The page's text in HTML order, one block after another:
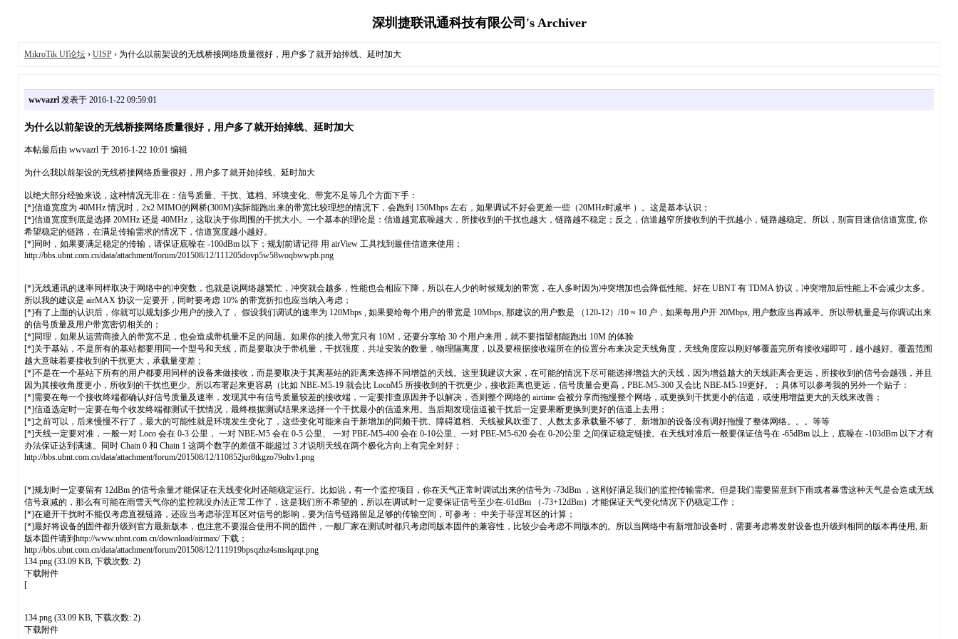
深圳捷联讯通科技有限公司's Archiver
MikroTik UI论坛› UISP› 为什么以前架设的无线桥接网络质量很好，用户多了就开始掉线、延时加大
wwvazrl发表于 2016-1-22 09:59:01
为什么以前架设的无线桥接网络质量很好，用户多了就开始掉线、延时加大
本帖最后由 wwvazrl 于 2016-1-22 10:01 编辑
为什么我以前架设的无线桥接网络质量很好，用户多了就开始掉线、延时加大
以绝大部分经验来说，这种情况无非在：信号质量、干扰、遮档、环境变化、带宽不足等几个方面下手：
[*]信道宽度为 40MHz 情况时，2x2 MIMO的网桥(300M)实际能跑出来的带宽比较理想的情况下，会跑到 150Mbps 左右，如果调试不好会更差一些（20MHz时减半 ）。这是基本认识；
[*]信道宽度到底是选择 20MHz 还是 40MHz，这取决于你周围的干扰大小。一个基本的理论是：信道越宽底噪越大，所接收到的干扰也越大，链路越不稳定；反之，信道越窄所接收到的干扰越小，链路越稳定。所以，别盲目迷信信道宽度, 你
希望稳定的链路，在满足传输需求的情况下，信道宽度越小越好。
[*]同时，如果要满足稳定的传输，请保证底噪在 -100dBm 以下；规划前请记得 用 airView 工具找到最佳信道来使用；
http://bbs.ubnt.com.cn/data/attachment/forum/201508/12/111205dovp5w58woqbwwpb.png
[*]无线通讯的速率同样取决于网络中的冲突数，也就是说网络越繁忙，冲突就会越多，性能也会相应下降，所以在人少的时候规划的带宽，在人多时因为冲突增加也会降低性能。好在 UBNT 有 TDMA 协议，冲突增加后性能上不会减少太多。
所以我的建议是 airMAX 协议一定要开，同时要考虑 10% 的带宽折扣也应当纳入考虑；
[*]有了上面的认识后，你就可以规划多少用户的接入了， 假设我们调试的速率为 120Mbps , 如果要给每个用户的带宽是 10Mbps, 那建议的用户数是 （120-12）/10 ≈ 10 户，如果每用户开 20Mbps, 用户数应当再减半。所以带机量是与你调试出来
的信号质量及用户带宽密切相关的；
[*]同理，如果从运营商接入的带宽不足，也会造成带机量不足的问题。如果你的接入带宽只有 10M，还要分享给 30 个用户来用，就不要指望都能跑出 10M 的体验
[*]关于基站，不是所有的基站都要用同一个型号和天线，而是要取决于带机量，干扰强度，共址安装的数量，物理隔离度，以及要根据接收端所在的位置分布来决定天线角度，天线角度应以刚好够覆盖完所有接收端即可，越小越好。覆盖范围
越大意味着要接收到的干扰更大，承载量变差；
[*]不是在一个基站下所有的用户都要用同样的设备来做接收，而是要取决于其离基站的距离来选择不同增益的天线。这里我建议大家，在可能的情况下尽可能选择增益大的天线，因为增益越大的天线距离会更远，所接收到的信号会越强，并且
因为其接收角度更小，所收到的干扰也更少。所以布署起来更容易（比如 NBE-M5-19 就会比 LocoM5 所接收到的干扰更少，接收距离也更远，信号质量会更高，PBE-M5-300 又会比 NBE-M5-19更好。；具体可以参考我的另外一个贴子：
[*]需要在每一个接收终端都确认好信号质量及速率，发现其中有信号质量较差的接收端，一定要排查原因并予以解决，否则整个网络的 airtime 会被分享而拖慢整个网络，或更换到干扰更小的信道，或使用增益更大的天线来改善；
[*]信道选定时一定要在每个收发终端都测试干扰情况，最终根据测试结果来选择一个干扰最小的信道来用。当后期发现信道被干扰后一定要果断更换到更好的信道上去用；
[*]之前可以，后来慢慢不行了，最大的可能性就是环境发生变化了，这些变化可能来自于新增加的同频干扰、障碍遮档、天线被风吹歪了、人数太多承载量不够了、新增加的设备没有调好拖慢了整体网络。。。等等
[*]天线一定要对准，一般一对 Loco 会在 0-3 公里， 一对 NBE-M5 会在 0-5 公里、 一对 PBE-M5-400 会在 0-10公里、一对 PBE-M5-620 会在 0-20公里 之间保证稳定链接。在天线对准后一般要保证信号在 -65dBm 以上，底噪在 -103dBm 以下才有
办法保证达到满速。同时 Chain 0 和 Chain 1 这两个数字的差值不能超过 3 才说明天线在两个极化方向上有完全对好；
http://bbs.ubnt.com.cn/data/attachment/forum/201508/12/110852jur8tkgzo79oltv1.png
[*]规划时一定要留有 12dBm 的信号余量才能保证在天线变化时还能稳定运行。比如说，有一个监控项目，你在天气正常时调试出来的信号为 -73dBm ，这刚好满足我们的监控传输需求。但是我们需要留意到下雨或者暴雪这种天气是会造成无线
信号衰减的，那么有可能在雨雪天气你的监控就没办法正常工作了，这是我们所不希望的，所以在调试时一定要保证信号至少在-61dBm （-73+12dBm）才能保证天气变化情况下仍稳定工作；
[*]在避开干扰时不能仅考虑直视链路，还应当考虑菲涅耳区对信号的影响，要为信号链路留足足够的传输空间，可参考： 中关于菲涅耳区的计算；
[*]最好将设备的固件都升级到官方最新版本，也注意不要混合使用不同的固件，一般厂家在测试时都只考虑同版本固件的兼容性，比较少会考虑不同版本的。所以当网络中有新增加设备时，需要考虑将发射设备也升级到相同的版本再使用, 新
版本固件请到http://www.ubnt.com.cn/download/airmax/ 下载；
http://bbs.ubnt.com.cn/data/attachment/forum/201508/12/111919bpsqzhz4smslqzqt.png
134.png (33.09 KB, 下载次数: 2)
下载附件
[
134.png (33.09 KB, 下载次数: 2)
下载附件